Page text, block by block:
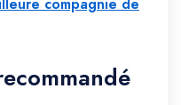
compagnie de